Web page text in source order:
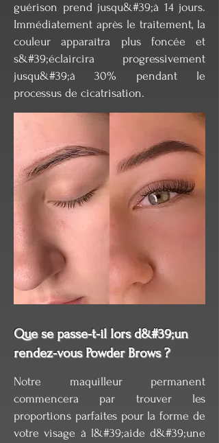
guérison prend jusqu&#39;à 14 jours.
Immédiatement après le traitement, la
couleur apparaîtra plus foncée et
s&#39;éclaircira progressivement
jusqu&#39;à 30% pendant le
processus de cicatrisation.
Notre maquilleur permanent
commencera par trouver les
proportions parfaites pour la forme de
votre visage à l&#39;aide d&#39;une
Que se passe-t-il lors d&#39;un
rendez-vous Powder Brows ?